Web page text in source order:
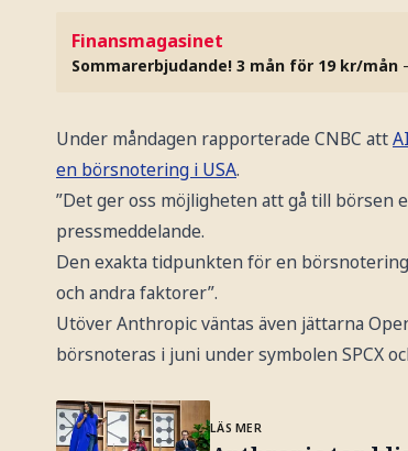
Finansmagasinet
Sommarerbjudande! 3 mån för 19 kr/mån
Under måndagen rapporterade CNBC att
en börsnotering i USA.
”Det ger oss möjligheten att gå till börsen
pressmeddelande.
Den exakta tidpunkten för en
och andra faktorer”.
Utöver Anthropic väntas även jättarna
börsnoteras i juni under symbolen SPCX
LÄS MER